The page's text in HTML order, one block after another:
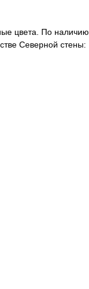
цвета. По наличию
Северной стены: